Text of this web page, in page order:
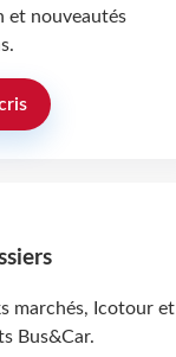
et nouveautés
marchés, Icotour et
Bus&Car.